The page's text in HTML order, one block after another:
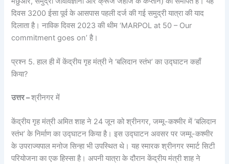
दिवस 3200 ईसा पूर्व के आसपास पहली दर्ज की गई समुद्री यात्रा की याद
दिलाता है। नाविक दिवस 2023 की थीम ‘MARPOL at 50 – Our
commitment goes on’ है।
प्रश्न 5. हाल ही में केंद्रीय गृह मंत्री ने ‘बलिदान स्तंभ’ का उद्घाटन कहाँ
किया?
उत्तर –श्रीनगर में
केंद्रीय गृह मंत्री अमित शाह ने 24 जून को श्रीनगर, जम्मू-कश्मीर में ‘बलिदान
स्तंभ’ के निर्माण का उद्घाटन किया है। इस उद्घाटन अवसर पर जम्मू-कश्मीर
के उपराज्यपाल मनोज सिन्हा भी उपस्थित थे। यह स्मारक श्रीनगर स्मार्ट सिटी
परियोजना का एक हिस्सा है। अपनी यात्रा के दौरान केंद्रीय मंत्री शाह ने